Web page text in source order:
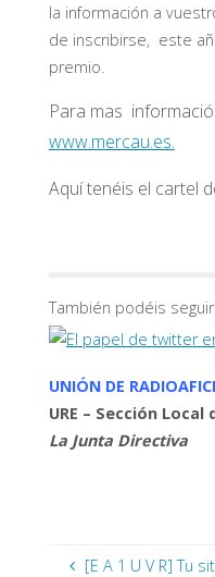
la información a
de inscribirse, este
premio.
Para mas
www.mercau.es.
Aquí tenéis el cartel
También podéis
UNIÓN DE
URE – Sección Local
La Junta Directiva
[E A 1 U V R] Tu